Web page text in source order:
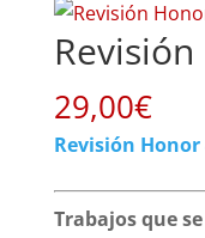
29,00€
Revisión Honor
Trabajos que